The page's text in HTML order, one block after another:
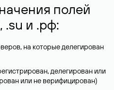
полей
.su и .рф:
на которые делегирован
делегирован или
или не верифицирован)